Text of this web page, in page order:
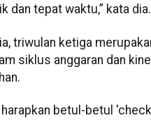
dan tepat waktu,” kata dia.
triwulan ketiga
siklus anggaran dan
betul-betul